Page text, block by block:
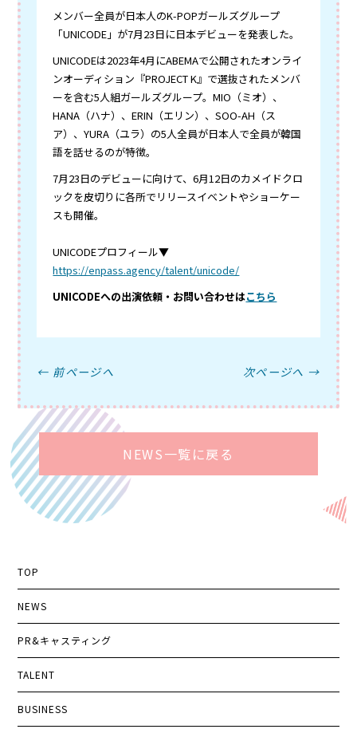
メンバー全員が日本人のK-POPガールズグループ
「UNICODE」が7月23日に日本デビューを発表した。
UNICODEは2023年4月にABEMAで公開されたオンライ
ンオーディション『PROJECT K』で選抜されたメンバ
ーを含む5人組ガールズグループ。MIO（ミオ）、
HANA（ハナ）、ERIN（エリン）、SOO-AH（ス
ア）、YURA（ユラ）の5人全員が日本人で全員が韓国
語を話せるのが特徴。
7月23日のデビューに向けて、6月12日のカメイドクロ
ックを皮切りに各所でリリースイベントやショーケー
スも開催。
UNICODEプロフィール▼
https://enpass.agency/talent/unicode/
UNICODEへの出演依頼・お問い合わせはこちら
← 前ページへ 次ページへ →
NEWS一覧に戻る
TOP
NEWS
PR&キャスティング
TALENT
BUSINESS